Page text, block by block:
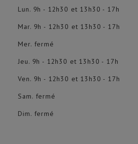
Lun. 9h - 12h30 et 13h30 - 17h
Mar. 9h - 12h30 et 13h30 - 17h
Mer. fermé
Jeu. 9h - 12h30 et 13h30 - 17h
Ven. 9h - 12h30 et 13h30 - 17h
Sam. fermé
Dim. fermé